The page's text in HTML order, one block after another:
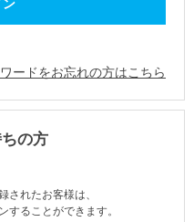
ードをお忘れの方はこちら
の方
れたお客様は、
ることができます。